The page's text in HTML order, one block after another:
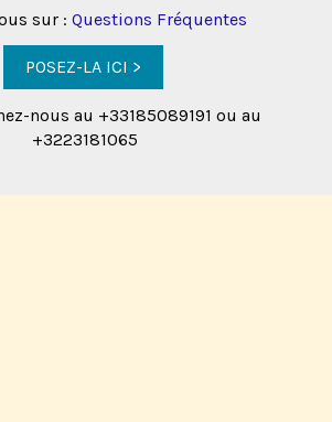
sur : Questions Fréquentes
POSEZ-LA ICI >
nous au +33185089191 ou au
+3223181065